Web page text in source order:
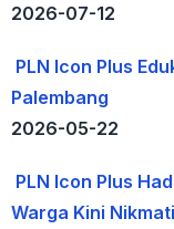
2026-07-12
PLN Icon Plus
Palembang
2026-05-22
PLN Icon Plus
Warga Kini